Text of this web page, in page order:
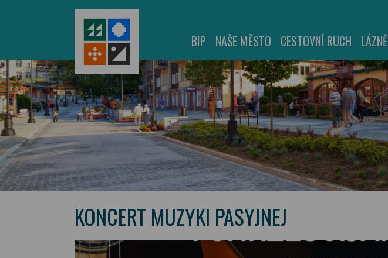
BIP NAŠE MĚSTO CESTOVNÍ RUCH LÁZNĚ
KONCERT MUZYKI PASYJNEJ